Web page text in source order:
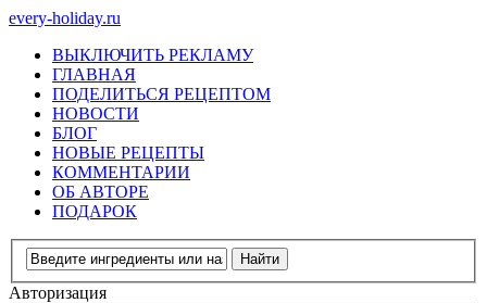
every-holiday.ru
ВЫКЛЮЧИТЬ РЕКЛАМУ
ГЛАВНАЯ
ПОДЕЛИТЬСЯ РЕЦЕПТОМ
НОВОСТИ
БЛОГ
НОВЫЕ РЕЦЕПТЫ
КОММЕНТАРИИ
ОБ АВТОРЕ
ПОДАРОК
Авторизация